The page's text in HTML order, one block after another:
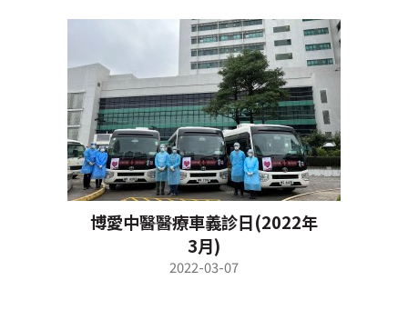
博愛中醫醫療車義診日(2022年
3月)
2022-03-07